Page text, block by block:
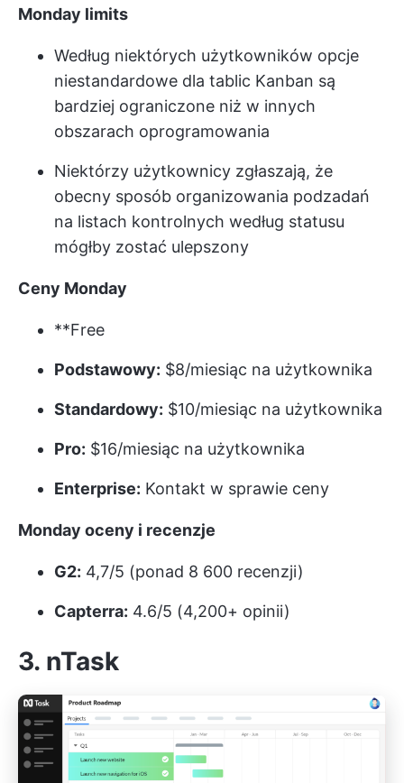
Monday limits
Według niektórych użytkowników opcje
niestandardowe dla tablic Kanban są
bardziej ograniczone niż w innych
obszarach oprogramowania
Niektórzy użytkownicy zgłaszają, że
obecny sposób organizowania podzadań
na listach kontrolnych według statusu
mógłby zostać ulepszony
Ceny Monday
**Free
Podstawowy: $8/miesiąc na użytkownika
Standardowy: $10/miesiąc na użytkownika
Pro: $16/miesiąc na użytkownika
Enterprise: Kontakt w sprawie ceny
Monday oceny i recenzje
G2: 4,7/5 (ponad 8 600 recenzji)
Capterra: 4.6/5 (4,200+ opinii)
3. nTask